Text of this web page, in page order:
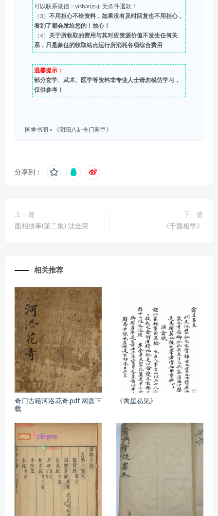
可以联系微信：yishanguji 无条件退款！
（3） 不用担心不给资料，如果没有及时回复也不用担心，
看到了都会发给您的！放心！
（4） 关于所收取的费用与其对应资源价值不发生任何关
系，只是象征的收取站点运行所消耗各项综合费用
温馨提示：
部分玄学、武术、医学等资料非专业人士请勿模仿学习，
仅供参考！
国学书阁 » 《阴阳八卦奇门遁甲》
分享到：
上一篇
面相故事(第二集) 沈全荣
下一篇
《千面相学》
相关推荐
奇门古籍河洛花奇.pdf 网盘下
载
《禽星易见》